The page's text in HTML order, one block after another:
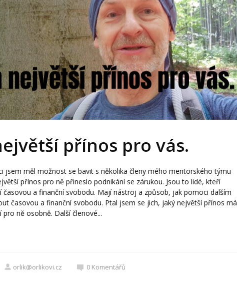
přínos pro vás.
jsem měl možnost se bavit s několika členy mého mentorského týmu
přínos pro ně přineslo podnikání se zárukou. Jsou to lidé, kteří
časovou a finanční svobodu. Mají nástroj a způsob, jak pomoci dalším
časovou a finanční svobodu. Ptal jsem se jich, jaký největší přínos má
ně osobně. Další členové...
orlik@orlikovi.cz 0 Komentářů